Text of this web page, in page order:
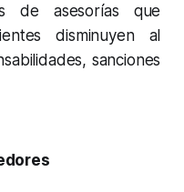
de asesorías que
disminuyen al
sanciones